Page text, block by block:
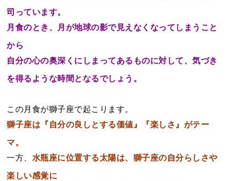
司っています。
月食のとき、月が地球の影で見えなくなってしまうこと
から
自分の心の奥深くにしまってあるものに対して、気づき
を得るような時間となるでしょう。
この月食が獅子座で起こります。
獅子座は『自分の良しとする価値』『楽しさ』がテー
マ。
一方、 水瓶座に位置する太陽は、獅子座の自分らしさや
楽しい感覚に